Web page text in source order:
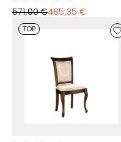
571,00 €485,35 €
TOP